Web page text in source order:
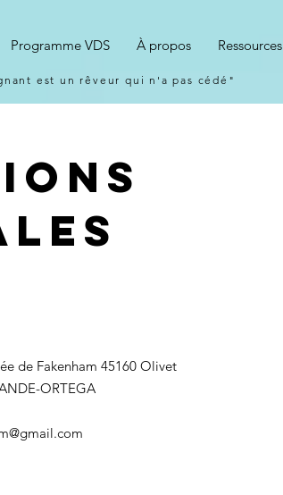
est un rêveur qui n'a pas cédé"
Programme VDS À propos Ressources
de Fakenham 45160 Olivet
ORTEGA